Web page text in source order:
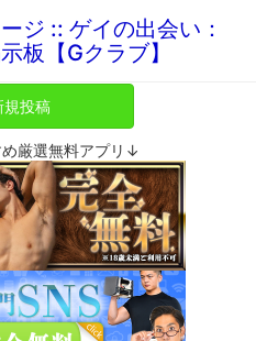
ジ :: ゲイの出会い：
板【Gクラブ】
規投稿
厳選無料アプリ↓